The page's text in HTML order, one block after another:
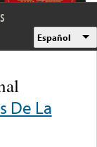
Español
De La